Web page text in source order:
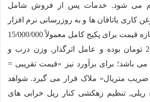
می شود. خدمات پس از فروش شامل
کاری یاتاقان ها و به روزرسانی نرم افزار
قیمت برای پکیج کامل معمولاً15/000/000
تومان بوده و عامل اثرگذار, وزن درب و
می باشد؛ برای برآورد نیز «قیمت تقریبی =
ضریب متریال» ملاک قرار می گیرد. شواهد
60 پروژه ریلی, تنظیم زهکشی کنار ریل خرابی های